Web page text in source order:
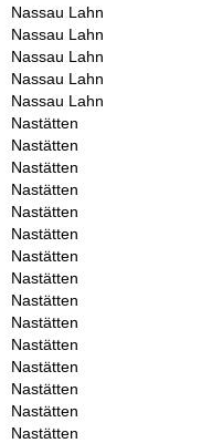
Nassau Lahn
Nassau Lahn
Nassau Lahn
Nassau Lahn
Nassau Lahn
Nastätten
Nastätten
Nastätten
Nastätten
Nastätten
Nastätten
Nastätten
Nastätten
Nastätten
Nastätten
Nastätten
Nastätten
Nastätten
Nastätten
Nastätten